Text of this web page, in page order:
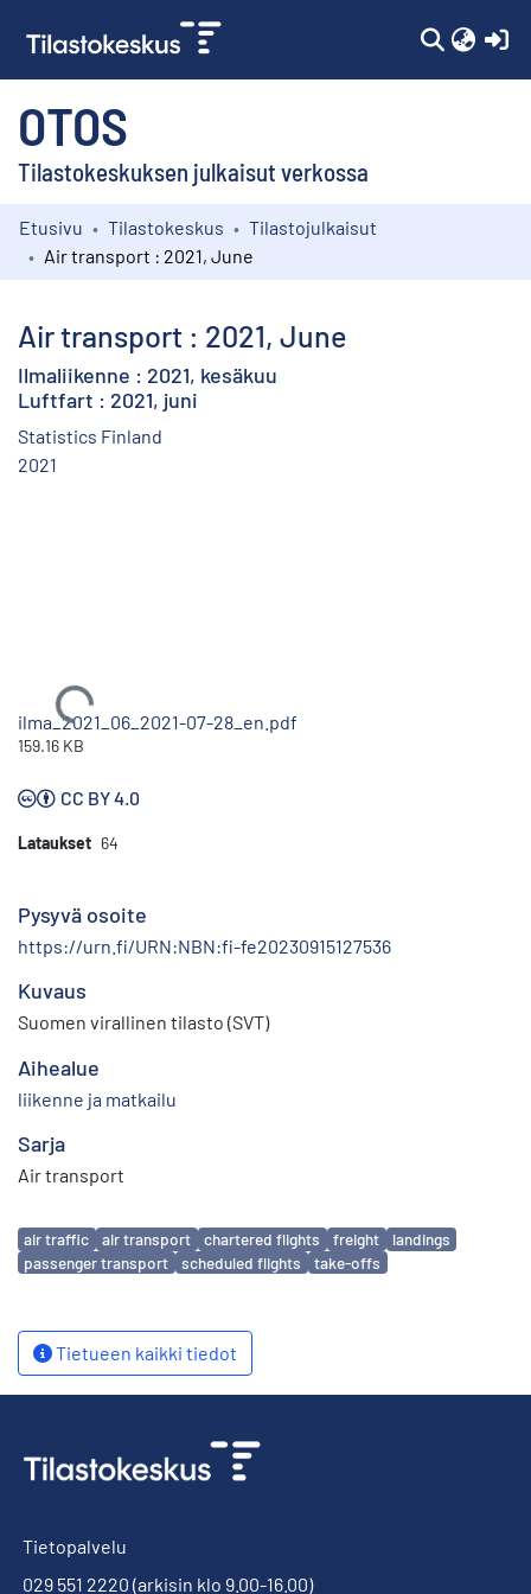
OTOS
Tilastokeskuksen julkaisut verkossa
Kokoelmat
Etusivu Tilastokeskus
Tilastojulkaisut
Air transport : 2021, June
Air transport : 2021, June
Ilmaliikenne : 2021, kesäkuu
Luftfart : 2021, juni
Statistics Finland
2021
Ladataan...
ilma_2021_06_2021-07-28_en.pdf
159.16 KB
CC BY 4.0
Lataukset 64
Pysyvä osoite
https://urn.fi/URN:NBN:fi-fe20230915127536
Kuvaus
Suomen virallinen tilasto (SVT)
Aihealue
liikenne ja matkailu
Sarja
Air transport
Avainsanat
air traffic air transport chartered flights freight
landings
passenger transport
scheduled flights take-offs
Tietueen kaikki tiedot
Tietopalvelu
029 551 2220 (arkisin klo 9.00-16.00)